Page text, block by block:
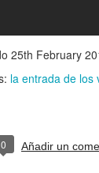
25th February
la entrada de los
0 Añadir un